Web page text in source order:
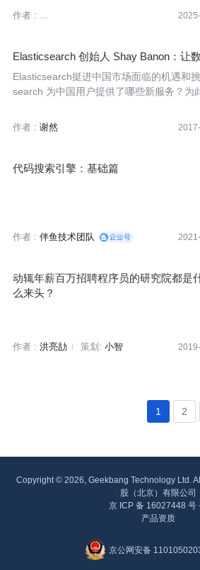
作者 :
Elasticsearch 创始人 Shay Banon：让
Elasticsearch挺进中国市场面临的机遇和
search 为中国用户提供了哪些新服务？为
作者 : 谢然
代码搜索引擎：基础篇
作者 : 伴鱼技术团队
动辄年薪百万招聘程序员的研究院都是
么来头？
作者 : 洪亮劼 策划: 小智
1 2
Copyright © 2026, Geekbang Technology Ltd.
股（北京）有限公司
京 ICP 备 16027448 号
产品资质
京公网安备